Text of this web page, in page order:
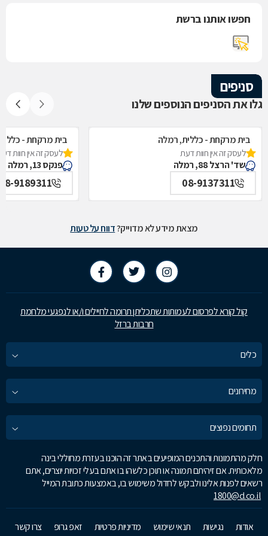
חפשו אותנו ברשת
סניפים
גלו את הסניפים הנוספים שלנו
בית מרקחת - כללית, רמלה
לעסק זה אין חוות דעת
שד' הרצל 88, רמלה
08-9137311
בית מרקחת -
לעסק זה אין חוות
פנקס 13, רמלה
9189311
מצאת מידע לא מדוייק?דווח על טעות
קול קורא לפרסום לעמותות שתכליתן תרומה לחיילים ו/או לנפגעי מלחמת
חרבות ברזל
כלים
מחירונים
תחומים נפוצים
חלק מהתמונות והתכנים המופיעים באתר זה הוכנו בעזרת מחוללי בינה
מלאכותית. אם זיהיתם תמונה או תוכן כלשהו בו אתם בעלי זכויות יוצרים, אתם
רשאים לפנות אלינו ולבקש לחדול משימוש בו, באמצעות כתובת המייל
1800@d.co.il
אודות נגישות תנאי שימוש מדיניות פרטיות זאפ גרופ צרו קשר